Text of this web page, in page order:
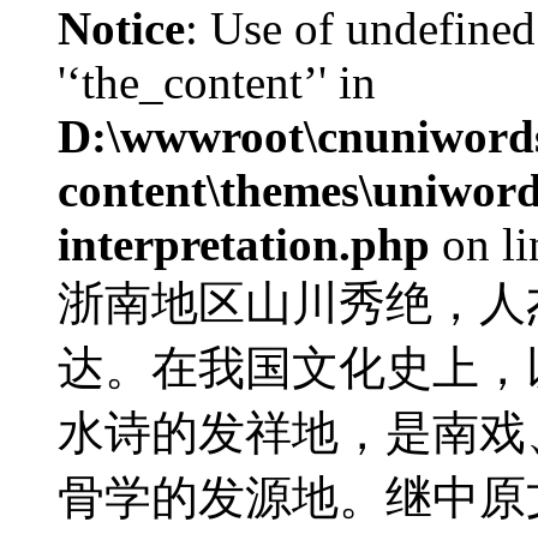
Notice: Use of
'‘the_content’' in
interpretation.php on
浙南地区山川秀绝，
达。在我国文化史上
水诗的发祥地，是南
骨学的发源地。继中